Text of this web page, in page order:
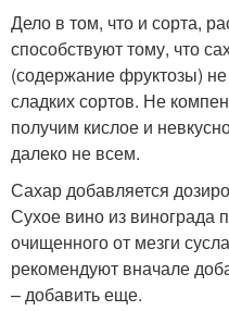
Дело в том, что и сорта,
способствуют тому, что
(содержание фруктозы)
сладких сортов. Не
получим кислое и
далеко не всем.
Сахар добавляется
Сухое вино из винограда
очищенного от мезги
рекомендуют вначале
– добавить еще.